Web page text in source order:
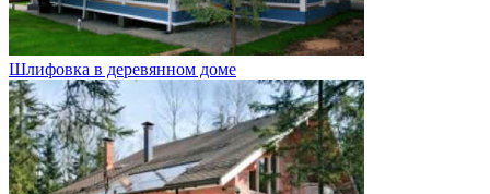
Шлифовка в деревянном доме